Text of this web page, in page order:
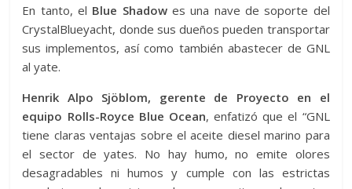
En tanto, el Blue Shadowes una nave de soporte del
CrystalBlueyacht, donde sus dueños pueden transportar
sus implementos, así como también abastecer de GNL
al yate.
Henrik Alpo Sjöblom, gerente de Proyecto en el
equipo Rolls-Royce Blue Ocean, enfatizó que el “GNL
tiene claras ventajas sobre el aceite diesel marino para
el sector de yates. No hay humo, no emite olores
desagradables ni humos y cumple con las estrictas